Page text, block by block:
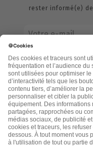
rester informé(e)
jamais échangée. Pour